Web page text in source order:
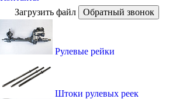
Загрузить файл
Обратный звонок
Рулевые рейки
Штоки рулевых реек